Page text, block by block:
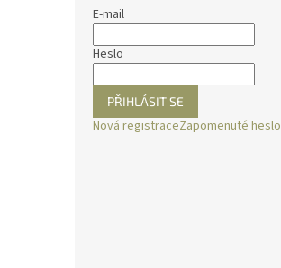
E-mail
Heslo
PŘIHLÁSIT SE
Nová registraceZapomenuté heslo